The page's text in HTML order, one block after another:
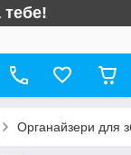
Органайзери для